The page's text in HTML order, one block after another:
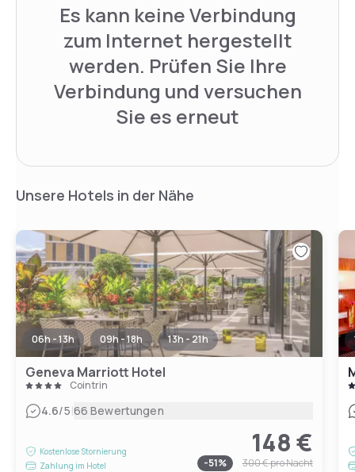
Es kann keine Verbindung
zum Internet hergestellt
werden. Prüfen Sie Ihre
Verbindung und versuchen
Sie es erneut
Unsere Hotels in der Nähe
06h - 13h 09h - 18h 13h - 21h
Geneva Marriott Hotel
Cointrin
4.6/5|66 Bewertungen
Kostenlose Stornierung
Zahlung im Hotel
148 €
-51% 300 €pro Nacht